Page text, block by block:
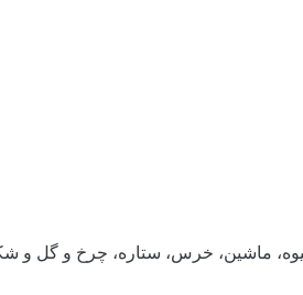
ماشین، خرس، ستاره، چرخ و گل